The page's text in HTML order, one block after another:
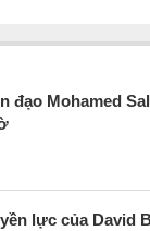
đạo Mohamed
lực của David